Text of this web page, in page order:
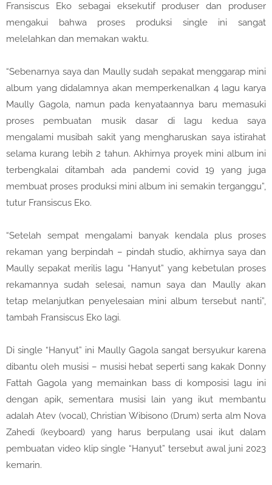
Fransiscus Eko sebagai eksekutif produser dan produser
mengakui bahwa proses produksi single ini sangat
melelahkan dan memakan waktu.
“Sebenarnya saya dan Maully sudah sepakat menggarap mini
album yang didalamnya akan memperkenalkan 4 lagu karya
Maully Gagola, namun pada kenyataannya baru memasuki
proses pembuatan musik dasar di lagu kedua saya
mengalami musibah sakit yang mengharuskan saya istirahat
selama kurang lebih 2 tahun. Akhirnya proyek mini album ini
terbengkalai ditambah ada pandemi covid 19 yang juga
membuat proses produksi mini album ini semakin terganggu”,
tutur Fransiscus Eko.
“Setelah sempat mengalami banyak kendala plus proses
rekaman yang berpindah – pindah studio, akhirnya saya dan
Maully sepakat merilis lagu “Hanyut” yang kebetulan proses
rekamannya sudah selesai, namun saya dan Maully akan
tetap melanjutkan penyelesaian mini album tersebut nanti”,
tambah Fransiscus Eko lagi.
Di single “Hanyut” ini Maully Gagola sangat bersyukur karena
dibantu oleh musisi – musisi hebat seperti sang kakak Donny
Fattah Gagola yang memainkan bass di komposisi lagu ini
dengan apik, sementara musisi lain yang ikut membantu
adalah Atev (vocal), Christian Wibisono (Drum) serta alm Nova
Zahedi (keyboard) yang harus berpulang usai ikut dalam
pembuatan video klip single “Hanyut” tersebut awal juni 2023
kemarin.